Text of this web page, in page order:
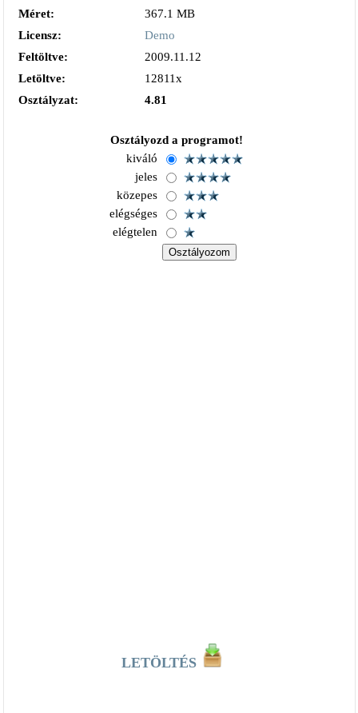
Méret:
367.1 MB
Licensz:
Demo
Feltöltve:
2009.11.12
Letöltve:
12811x
Osztályzat:
4.81
Osztályozd a programot!
kiváló
jeles
közepes
elégséges
elégtelen
LETÖLTÉS